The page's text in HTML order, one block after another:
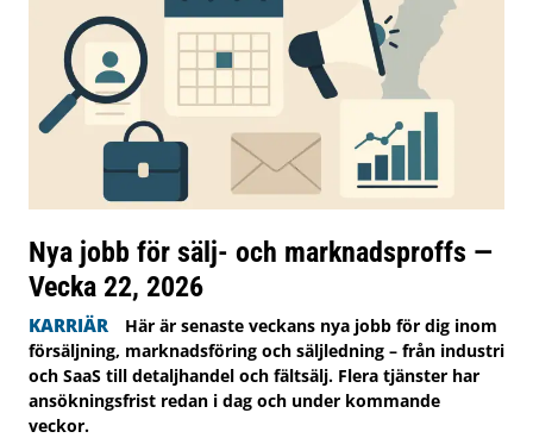
Nya jobb för sälj- och marknadsproffs —
Vecka 22, 2026
KARRIÄR
Här är senaste veckans nya jobb för dig inom
försäljning, marknadsföring och säljledning – från industri
och SaaS till detaljhandel och fältsälj. Flera tjänster har
ansökningsfrist redan i dag och under kommande
veckor.